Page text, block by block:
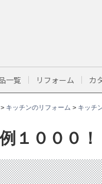
一覧 リフォーム カ
> キッチンのリフォーム > キッチ
１０００！